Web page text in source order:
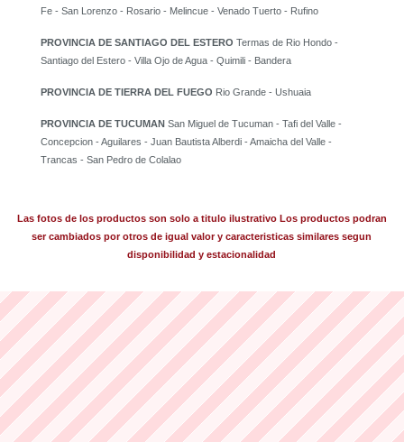
Fe - San Lorenzo - Rosario - Melincue - Venado Tuerto - Rufino
PROVINCIA DE SANTIAGO DEL ESTERO Termas de Rio Hondo -
Santiago del Estero - Villa Ojo de Agua - Quimili - Bandera
PROVINCIA DE TIERRA DEL FUEGO Rio Grande - Ushuaia
PROVINCIA DE TUCUMAN San Miguel de Tucuman - Tafi del Valle -
Concepcion - Aguilares - Juan Bautista Alberdi - Amaicha del Valle -
Trancas - San Pedro de Colalao
Las fotos de los productos son solo a titulo ilustrativo Los productos podran
ser cambiados por otros de igual valor y caracteristicas similares segun
disponibilidad y estacionalidad